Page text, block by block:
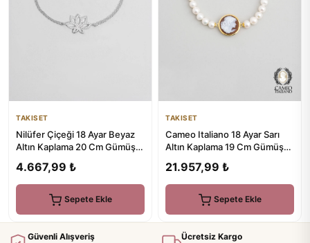
TAKISET
Nilüfer Çiçeği 18 Ayar Beyaz
Altın Kaplama 20 Cm Gümüş
4.667,99 ₺
Sepete Ekle
TAKISET
Cameo Italiano 18 Ayar Sarı
Altın Kaplama 19 Cm Gümüş
21.957,99 ₺
Sepete Ekle
Güvenli Alışveriş Ücretsiz Kargo